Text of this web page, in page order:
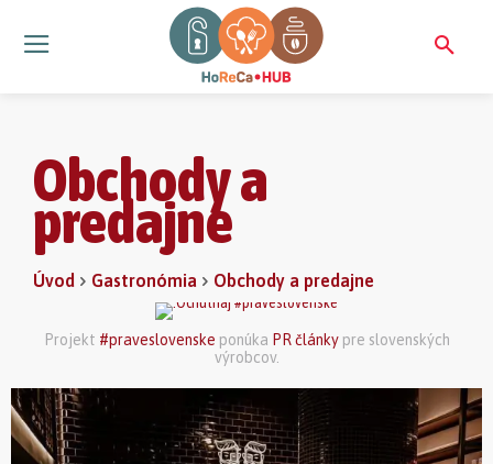
Obchody a
predajne
Úvod Gastronómia Obchody a predajne
Projekt #praveslovenske ponúka PR článkypre slovenských
výrobcov.